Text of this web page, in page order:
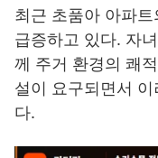
최근 초품아 아파
급증하고 있다. 자
께 주거 환경의 쾌
설이 요구되면서
다.